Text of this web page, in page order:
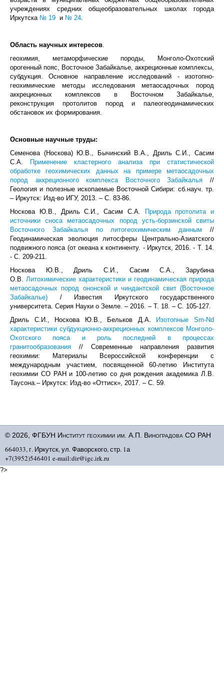
учреждениях средних общеобразовательных школах города
Иркутска № 19 и № 24.
Область научных интересов.
геохимия, метаморфические породы, Монголо-Охотский
орогенный пояс, Восточное Забайкалье, аккреционные комплексы,
субдукция. Основное направление исследований - изотопно-
геохимические методы исследования метаосадочных пород
аккреционных комплексов в Восточном Забайкалье,
реконструкция протолитов пород и палеогеодинамических
обстановок их формирования.
Основные научные труды:
Семенова (Носкова) Ю.В., Бычинский В.А., Дриль С.И., Сасим
С.А.
Применение кластерного анализа при статистической
обработке геохимических данных на примере метаосадочных
пород аккреционного комплекса Восточного Забайкалья //
Геология и полезные ископаемые Восточной Сибири: сб.науч. тр.
– Иркутск: Изд-во ИГУ, 2013. – С. 83-86.
Носкова Ю.В., Дриль С.И., Сасим С.А.
Природа протолита и
источники сноса метаосадочных пород усть-борзинской свиты
Восточного Забайкалья по литогеохимическим данным //
Геодинамическая эволюция литосферы Центрально-Азиатского
подвижного пояса (от океана к континенту. - Иркутск, 2016. - Т. 14.
- С. 209-211.
Носкова Ю.В., Дриль С.И., Сасим С.А., Зарубина
О.В. Литохимические характеристики и геодинамическая природа
метаосадочных пород ононской и чиндантской свит (Восточное
Забайкалье) / Известия Иркутского государственного
университета. Серия Науки о Земле. – 2016. – Т. 18. – С. 105-127.
Дриль С.И., Носкова Ю.В., Бельков Д.А.
Изотопные Sm-Nd
характеристики субдукционно-аккреционных комплексов Монголо-
Охотского пояса и роль последней в процессах
гранитообразования // Современные направления развития
геохимии: Материалы Всероссийской конференции с
международным участием, посвященной 60-летию Института
геохимии СО РАН и 100-летию со дня рождения академика Л.В.
Таусона.– Иркутск: Изд-во «Оттиск», 2017. – С. 59.
© 2026, ФГБУН Институт геохимии им. А.П. Виноградова СО РАН
664033, г. Иркутск, ул. Фаворского, стр. 1а
+7(3952)546401 e-mail:dir@igc.irk.ru
?>